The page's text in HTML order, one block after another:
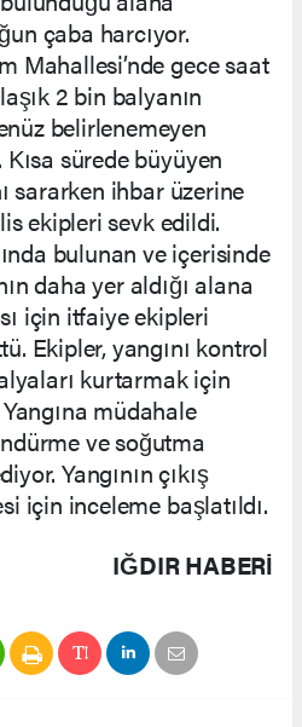
çaba harcıyor.
Mahallesi’nde gece saat
2 bin balyanın
belirlenemeyen
Kısa sürede büyüyen
sararken ihbar üzerine
ekipleri sevk edildi.
bulunan ve içerisinde
daha yer aldığı alana
için itfaiye ekipleri
Ekipler, yangını kontrol
kurtarmak için
müdahale
ve soğutma
Yangının çıkış
için inceleme başlatıldı.
IĞDIR HABERİ